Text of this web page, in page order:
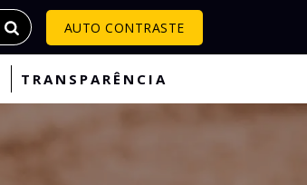
AUTO CONTRASTE
TRANSPARÊNCIA